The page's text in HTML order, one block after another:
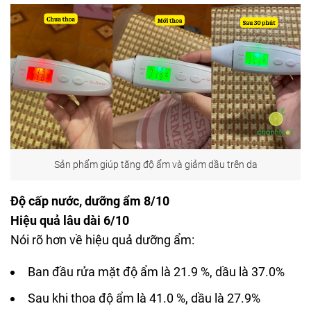
Sản phẩm giúp tăng độ ẩm và giảm dầu trên da
Độ cấp nước, dưỡng ẩm 8/10
Hiệu quả lâu dài 6/10
Nói rõ hơn về hiệu quả dưỡng ẩm:
Ban đầu rửa mặt độ ẩm là 21.9 %, dầu là 37.0%
Sau khi thoa độ ẩm là 41.0 %, dầu là 27.9%